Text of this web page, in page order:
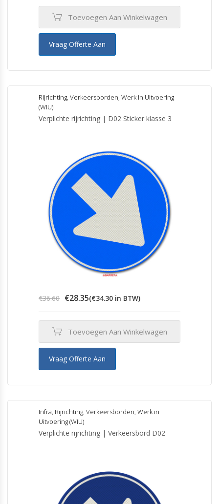
Toevoegen Aan Winkelwagen
Vraag Offerte Aan
Rijrichting, Verkeersborden, Werk in Uitvoering
(WIU)
Verplichte rijrichting | D02 Sticker klasse 3
€36.60 Oorspronkelijke
€28.35Huidige
(€34.30 in BTW)
Toevoegen Aan Winkelwagen
Vraag Offerte Aan
Infra, Rijrichting, Verkeersborden, Werk in
Uitvoering (WIU)
Verplichte rijrichting | Verkeersbord D02